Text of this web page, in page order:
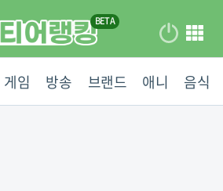
게임 방송 브랜드 애니 음식